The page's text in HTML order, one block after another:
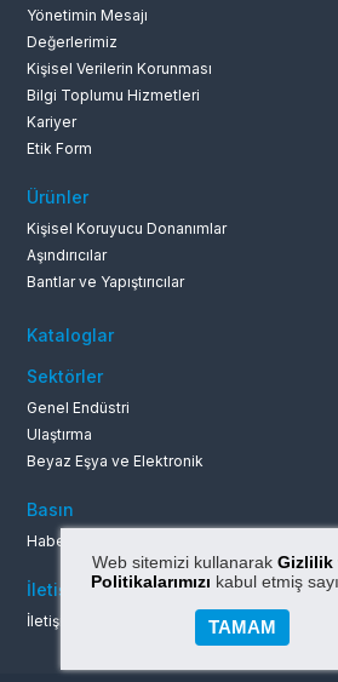
Yönetimin Mesajı
Değerlerimiz
Kişisel Verilerin Korunması
Bilgi Toplumu Hizmetleri
Kariyer
Etik Form
Ürünler
Kişisel Koruyucu Donanımlar
Aşındırıcılar
Bantlar ve Yapıştırıcılar
Kataloglar
Sektörler
Genel Endüstri
Ulaştırma
Beyaz Eşya ve Elektronik
Basın
Haberler ve Duyurular
İletişim
İletişim Bilgileri
Web sitemizi kullanarak Gizlilik
Politikalarımızı kabul etmiş
TAMAM